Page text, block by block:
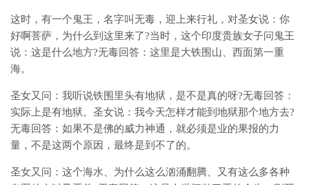
这时，有一个鬼王，名字叫无毒，迎上来行礼，对圣女说：你
好啊菩萨，为什么到这里来了?当时，这个印度贵族女子问鬼王
说：这是什么地方?无毒回答：这里是大铁围山、西面第一重
海。
圣女又问：我听说铁围里头有地狱，是不是真的呀?无毒回答：
实际上是有地狱。圣女说：我今天怎样才能到地狱那个地方去?
无毒回答：如果不是佛的威力神通，就必须是业的果报的力
量，不是这两个原因，最终是到不了的。
圣女又问：这个海水、为什么这么汹涌翻腾、又有这么多各种